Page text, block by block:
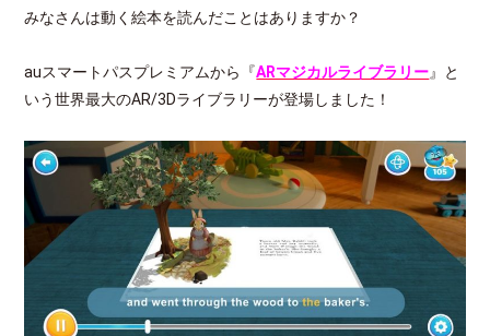
みなさんは動く絵本を読んだことはありますか？
auスマートパスプレミアムから『ARマジカルライブラリー』と
いう世界最大のAR/3Dライブラリーが登場しました！